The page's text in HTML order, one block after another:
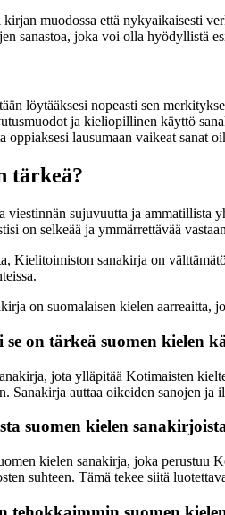
muodossa että nykyaikaisesti
sanastoa, joka voi olla hyödyllistä
löytääksesi nopeasti sen
ja kieliopillinen käyttö
oppiaksesi lausumaan vaikeat sanat
tärkeä?
viestinnän sujuvuutta ja
on selkeää ja ymmärrettävää
Kielitoimiston sanakirja on
on suomalaisen kielen
on tärkeä suomen kielen
jota ylläpitää Kotimaisten
auttaa oikeiden sanojen ja
suomen kielen
kielen sanakirja, joka perustuu
suhteen. Tämä tekee siitä